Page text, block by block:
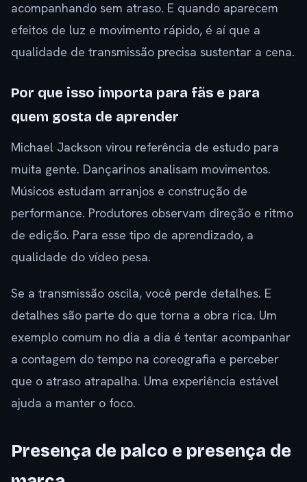
acompanhando sem atraso. E quando aparecem
efeitos de luz e movimento rápido, é aí que a
qualidade de transmissão precisa sustentar a cena.
Por que isso importa para fãs e para
quem gosta de aprender
Michael Jackson virou referência de estudo para
muita gente. Dançarinos analisam movimentos.
Músicos estudam arranjos e construção de
performance. Produtores observam direção e ritmo
de edição. Para esse tipo de aprendizado, a
qualidade do vídeo pesa.
Se a transmissão oscila, você perde detalhes. E
detalhes são parte do que torna a obra rica. Um
exemplo comum no dia a dia é tentar acompanhar
a contagem do tempo na coreografia e perceber
que o atraso atrapalha. Uma experiência estável
ajuda a manter o foco.
Presença de palco e presença de